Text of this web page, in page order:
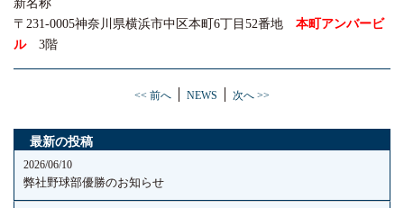
新名称
〒231-0005神奈川県横浜市中区本町6丁目52番地 本町アンバービ
ル
3階
<< 前へ NEWS 次へ >>
最新の投稿
2026/06/10
弊社野球部優勝のお知らせ